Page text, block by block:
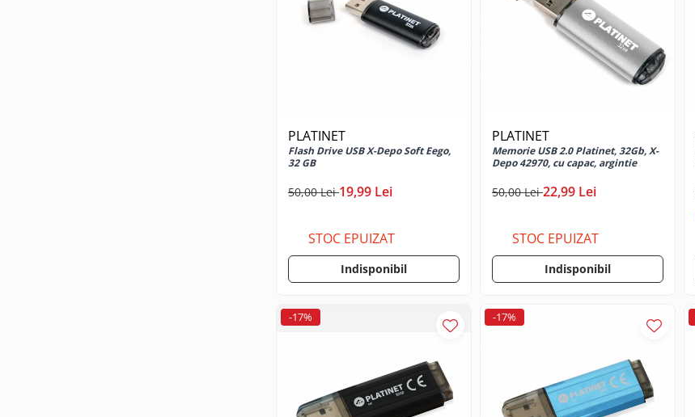
PLATINET
Flash Drive USB X-Depo Soft Eego,
32 GB
50,00 Lei19,99 Lei
STOC EPUIZAT
Indisponibil
PLATINET
Memorie USB 2.0 Platinet, 32Gb, X-
Depo 42970, cu capac, argintie
50,00 Lei22,99 Lei
STOC EPUIZAT
Indisponibil
-17% -17%